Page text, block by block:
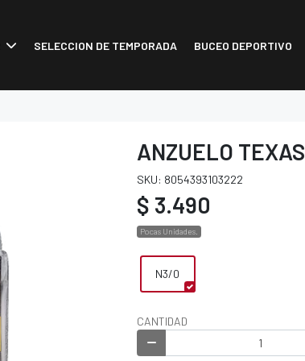
SELECCION DE TEMPORADA BUCEO DEPORTIVO
ANZUELO
SKU: 8054393103222
$ 3.490
Pocas Unidades.
N3/0
CANTIDAD